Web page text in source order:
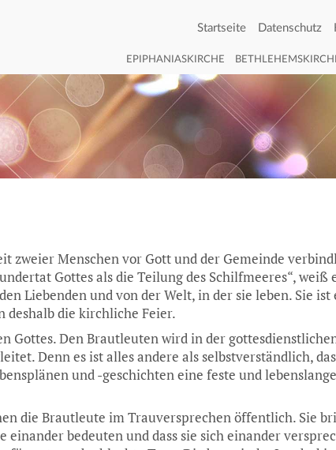
Startseite Datenschutz
EPIPHANIASKIRCHE
zweier Menschen vor Gott und der Gemeinde
Gottes als die Teilung des Schilfmeeres“, weiß
Liebenden und von der Welt, in der sie leben. Sie ist
deshalb die kirchliche Feier.
Gottes. Den Brautleuten wird in der
Denn es ist alles andere als selbstverständlich,
und -geschichten eine feste und
die Brautleute im Trauversprechen öffentlich. Sie
einander bedeuten und dass sie sich einander